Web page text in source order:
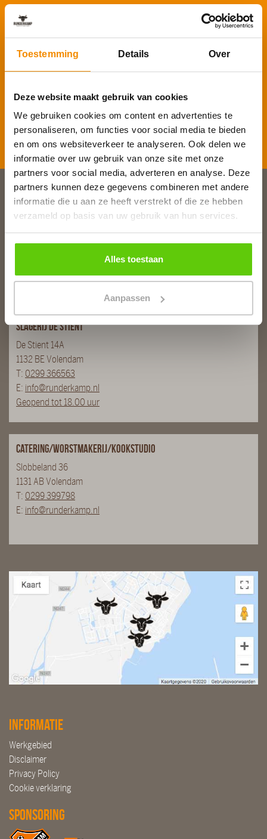
Toestemming Details Over
Deze website maakt gebruik van cookies
We gebruiken cookies om content en advertenties te
personaliseren, om functies voor social media te bieden
en om ons websiteverkeer te analyseren. Ook delen we
informatie over uw gebruik van onze site met onze
partners voor social media, adverteren en analyse. Deze
partners kunnen deze gegevens combineren met andere
informatie die u aan ze heeft verstrekt of die ze hebben
verzameld op basis van uw gebruik van hun services.
Alles toestaan
Aanpassen
Schrijf je in voor onze nieuwsbrief
Voornaam
Slagerij van Baar
Burg. Van Baarstraat 10
Geopend tot 18.00 uur
Slagerij De Stient
De Stient 14A
1132 BE Volendam
T: 0299 366563
E: info@runderkamp.nl
Geopend tot 18.00 uur
Catering/Worstmakerij/Kookstudio
Slobbeland 36
1131 AB Volendam
T: 0299 399798
E: info@runderkamp.nl
Informatie
Werkgebied
Disclaimer
Privacy Policy
Cookie verklaring
Sponsoring